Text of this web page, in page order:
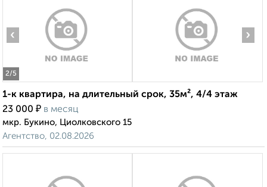
2/5
‹ ›
1-к квартира, на длительный срок, 35м², 4/4 этаж
23 000 ₽ в месяц
мкр. Букино, Циолковского 15
Агентство, 02.08.2026